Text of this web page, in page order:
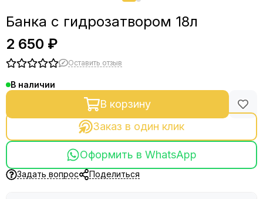
Банка с гидрозатвором 18л
2 650 ₽
Оставить отзыв
В наличии
В корзину
Заказ в один клик
Оформить в WhatsApp
Задать вопрос Поделиться